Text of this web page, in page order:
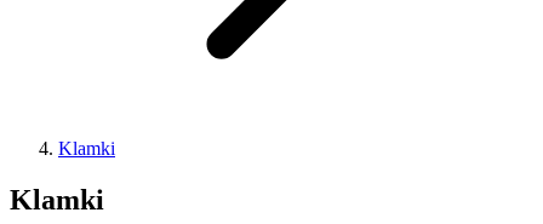
Klamki
Klamki